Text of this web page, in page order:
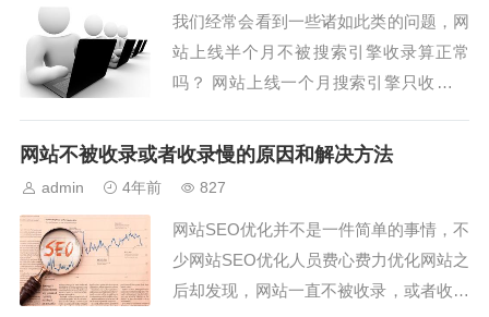
我们经常会看到一些诸如此类的问题，网
站上线半个月不被搜索引擎收录算正常
吗？ 网站上线一个月搜索引擎只收录了
排名算正常吗？ 关于这些看似简单而又
网站不被收录或者收录慢的原因和解决方法
admin 4年前 827
网站SEO优化并不是一件简单的事情，不
少网站SEO优化人员费心费力优化网站之
后却发现，网站一直不被收录，或者收录